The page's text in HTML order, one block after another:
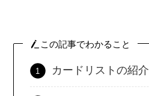
この記事でわかること
カードリストの紹介